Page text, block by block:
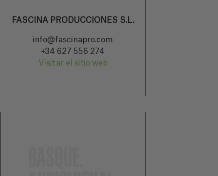
FASCINA PRODUCCIONES S.L.
info@fascinapro.com
+34 627 556 274
Visitar el sitio web